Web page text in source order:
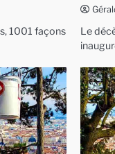
1001 façons
Le